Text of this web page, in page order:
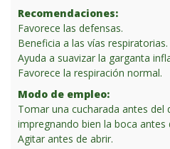
Recomendaciones:
Favorece las defensas.
Beneficia a las vías respiratorias.
Ayuda a suavizar la garganta
Favorece la respiración normal.
Modo de empleo:
Tomar una cucharada antes del
impregnando bien la boca antes
Agitar antes de abrir.